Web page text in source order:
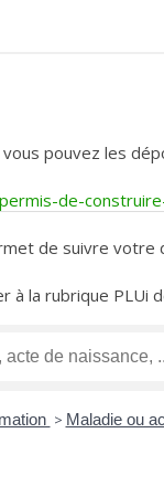
pouvez les
de-
de suivre votre
à la rubrique PLUi
> Maladie ou